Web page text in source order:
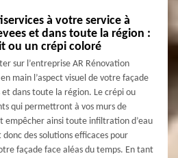
à votre service à
et dans toute la région :
ou un crépi coloré
sur l’entreprise AR Rénovation
main l’aspect visuel de votre façade
et dans toute la région. Le crépi ou
qui permettront à vos murs de
empêcher ainsi toute infiltration d’eau
des solutions efficaces pour
façade face aléas du temps. En tant